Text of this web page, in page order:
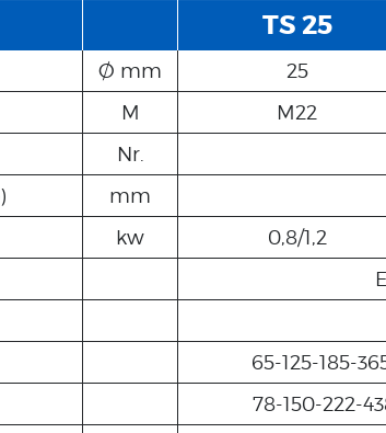
TS 25
Ø mm 25
M M22
Nr.
mm
kw 0,8/1,2
65-125-185-
78-150-222-